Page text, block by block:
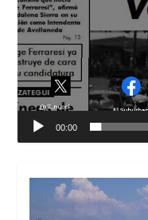
00:00